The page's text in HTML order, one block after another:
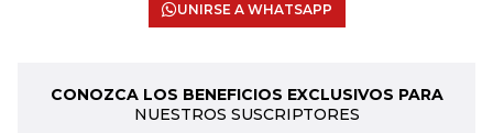
UNIRSE A WHATSAPP
CONOZCA LOS BENEFICIOS EXCLUSIVOS PARA
NUESTROS SUSCRIPTORES